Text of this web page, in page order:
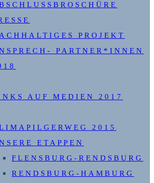
PROJEKT
PARTNER*INNEN
AUF MEDIEN 2017
2015
ETAPPEN
FLENSBURG-RENDSBURG
RENDSBURG-HAMBURG